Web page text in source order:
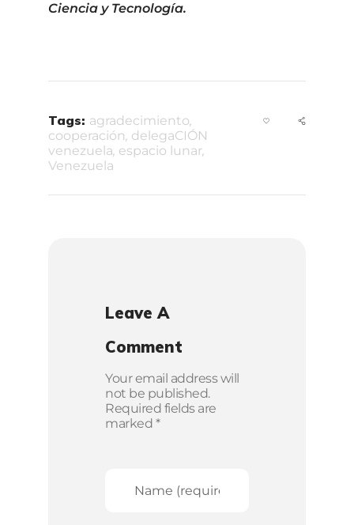
Ciencia y Tecnología.
Tags: agradecimiento,
cooperación, delegaCIÓN
venezuela, espacio lunar,
Venezuela
Leave A
Comment
Your email address will
not be published.
Required fields are
marked *